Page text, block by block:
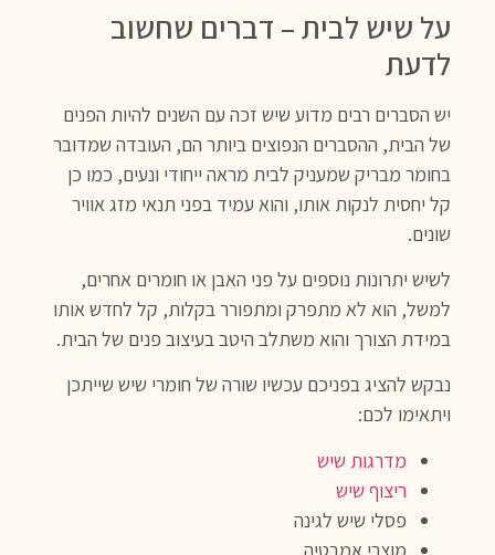
על שיש לבית – דברים שחשוב
לדעת
יש הסברים רבים מדוע שיש זכה עם השנים להיות הפנים
של הבית, ההסברים הנפוצים ביותר הם, העובדה שמדובר
בחומר מבריק שמעניק לבית מראה ייחודי ונעים, כמו כן
קל יחסית לנקות אותו, והוא עמיד בפני תנאי מזג אוויר
שונים.
לשיש יתרונות נוספים על פני האבן או חומרים אחרים,
למשל, הוא לא מתפרק ומתפורר בקלות, קל לחדש אותו
במידת הצורך והוא משתלב היטב בעיצוב פנים של הבית.
נבקש להציג בפניכם עכשיו שורה של חומרי שיש שייתכן
ויתאימו לכם:
מדרגות שיש
ריצוף שיש
פסלי שיש לגינה
מוצרי אמבטיה